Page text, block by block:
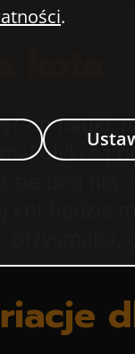
do nauki,
.